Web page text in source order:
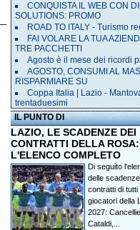
CONQUISTA IL WEB CON
SOLUTIONS: PROMO
ROAD TO ITALY - Turismo
FAI VOLARE LA TUA
TRE PACCHETTI
Agosto è il mese dei ricordi
AGOSTO, CONSUMI AL
RISPARMIARE SU
Coppa Italia | Lazio -
trentaduesimi
IL PUNTO DI
LAZIO, LE SCADENZE DEI
CONTRATTI DELLA ROSA:
L'ELENCO COMPLETO
Di seguito
delle
contratti di tutti
giocatori della
2027:
Cataldi,...